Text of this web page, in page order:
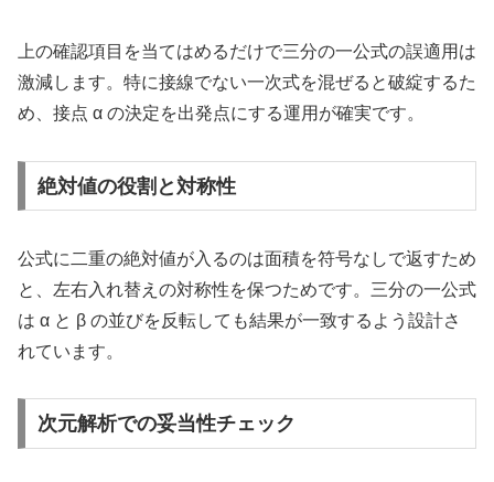
上の確認項目を当てはめるだけで三分の一公式の誤適用は
激減します。特に接線でない一次式を混ぜると破綻するた
め、接点 α の決定を出発点にする運用が確実です。
絶対値の役割と対称性
公式に二重の絶対値が入るのは面積を符号なしで返すため
と、左右入れ替えの対称性を保つためです。三分の一公式
は α と β の並びを反転しても結果が一致するよう設計さ
れています。
次元解析での妥当性チェック